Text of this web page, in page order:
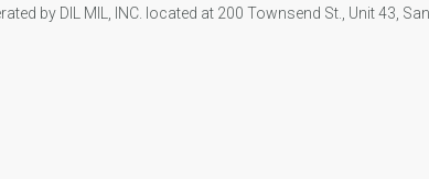
by DIL MIL, INC. located at 200 Townsend St., Unit 43,